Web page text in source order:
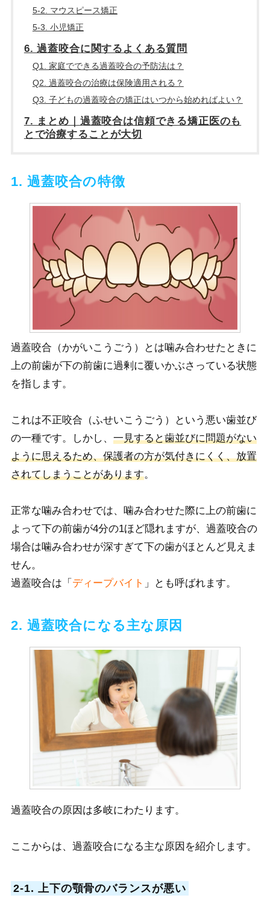
5-2. マウスピース矯正
5-3. 小児矯正
6. 過蓋咬合に関するよくある質問
Q1. 家庭でできる過蓋咬合の予防法は？
Q2. 過蓋咬合の治療は保険適用される？
Q3. 子どもの過蓋咬合の矯正はいつから始めればよい？
7. まとめ｜過蓋咬合は信頼できる矯正医のも
とで治療することが大切
1. 過蓋咬合の特徴
過蓋咬合（かがいこうごう）とは噛み合わせたときに
上の前歯が下の前歯に過剰に覆いかぶさっている状態
を指します。
こ れは不正咬合（ふせいこうごう）という悪い歯並び
の一種です。しかし、 一見すると歯並びに問題がない
ように思えるため、保護者の方が気付きにくく、放置
されてしまうことがあります。
正常な噛み合わせでは、噛み合わせた際に上の前歯に
よって下の前歯が4分の1ほど隠れますが、過蓋咬合の
場合は噛み合わせが深すぎて下の歯がほとんど見えま
せん。
過蓋咬合は「 ディープバイト 」とも呼ばれます。
2. 過蓋咬合になる主な原因
過蓋咬合の原因は多岐にわたります。
ここからは、過蓋咬合になる主な原因を紹介します。
2-1. 上下の顎骨のバランスが悪い